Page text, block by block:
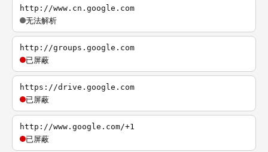
http://www.cn.google.com
无法解析
http://groups.google.com
已屏蔽
https://drive.google.com
已屏蔽
http://www.google.com/+1
已屏蔽